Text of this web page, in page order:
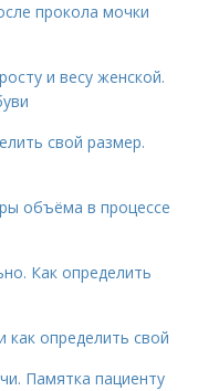
прокола мочки
и весу женской.
свой размер.
объёма в процессе
Как определить
как определить свой
Памятка пациенту